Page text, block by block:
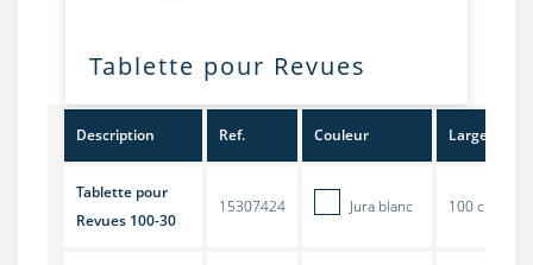
Tablette pour Revues
Description Ref. Couleur Largeur
Tablette pour
Revues 100-30
15307424 Jura blanc 100 cm